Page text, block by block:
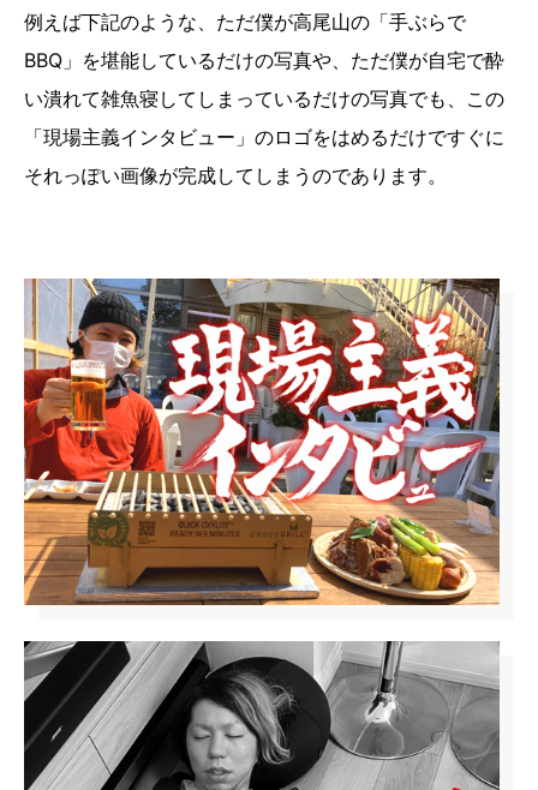
例えば下記のような、ただ僕が高尾山の「手ぶらで
BBQ」を堪能しているだけの写真や、ただ僕が自宅で酔
い潰れて雑魚寝してしまっているだけの写真でも、この
「現場主義インタビュー」のロゴをはめるだけですぐに
それっぽい画像が完成してしまうのであります。